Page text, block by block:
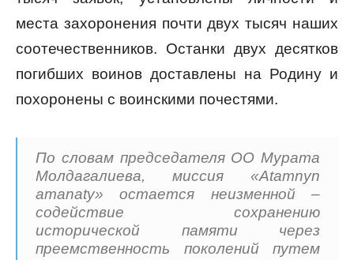
места захоронения почти двух тысяч наших
соотечественников. Останки двух десятков
погибших воинов доставлены на Родину и
похоронены с воинскими почестями.
По словам председателя ОО Мурата
Молдагалиева, миссия «Atamnyn
аmanaty» остается неизменной –
содействие сохранению
исторической памяти через
преемственность поколений путем